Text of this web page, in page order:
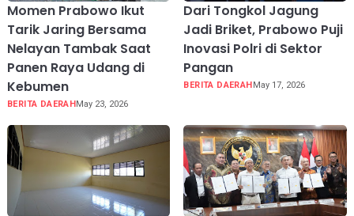
Momen Prabowo Ikut
Tarik Jaring Bersama
Nelayan Tambak Saat
Panen Raya Udang di
Kebumen
BERITA DAERAHMay 23, 2026
Dari Tongkol Jagung
Jadi Briket, Prabowo Puji
Inovasi Polri di Sektor
Pangan
BERITA DAERAHMay 17, 2026